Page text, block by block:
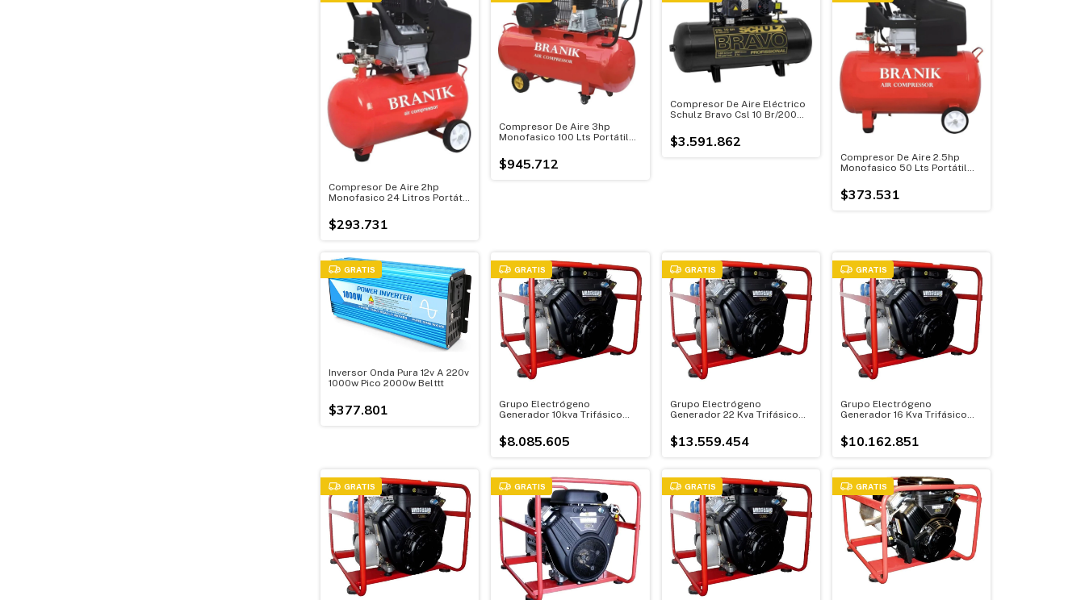
Compresor De Aire 2hp
Monofasico 24 Litros Portátil
$293.731
Compresor De Aire 3hp
Monofasico 100 Lts Portátil
$945.712
Compresor De Aire Eléctrico
Schulz Bravo Csl 10 Br/200
$3.591.862
Compresor De Aire 2.5hp
Monofasico 50 Lts Portátil
$373.531
GRATIS
Inversor Onda Pura 12v A 220v
1000w Pico 2000w Belttt
$377.801
GRATIS
Grupo Electrógeno
Generador 10kva Trifásico
$8.085.605
GRATIS
Grupo Electrógeno
Generador 22 Kva Trifásico
$13.559.454
GRATIS
Grupo Electrógeno
Generador 16 Kva Trifásico
$10.162.851
GRATIS GRATIS GRATIS GRATIS